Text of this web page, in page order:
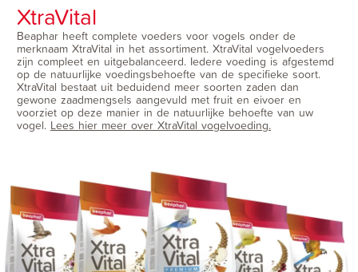
XtraVital
Beaphar heeft complete voeders voor vogels onder de
merknaam XtraVital in het assortiment. XtraVital vogelvoeders
zijn compleet en uitgebalanceerd. Iedere voeding is afgestemd
op de natuurlijke voedingsbehoefte van de specifieke soort.
XtraVital bestaat uit beduidend meer soorten zaden dan
gewone zaadmengsels aangevuld met fruit en eivoer en
voorziet op deze manier in de natuurlijke behoefte van uw
vogel. Lees hier meer over XtraVital vogelvoeding.